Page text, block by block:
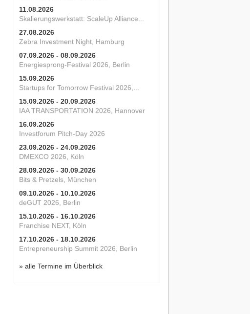
11.08.2026
Skalierungswerkstatt: ScaleUp Alliance...
27.08.2026
Zebra Investment Night, Hamburg
07.09.2026 - 08.09.2026
Energiesprong-Festival 2026, Berlin
15.09.2026
Startups for Tomorrow Festival 2026,...
15.09.2026 - 20.09.2026
IAA TRANSPORTATION 2026, Hannover
16.09.2026
Investforum Pitch-Day 2026
23.09.2026 - 24.09.2026
DMEXCO 2026, Köln
28.09.2026 - 30.09.2026
Bits & Pretzels, München
09.10.2026 - 10.10.2026
deGUT 2026, Berlin
15.10.2026 - 16.10.2026
Franchise NEXT, Köln
17.10.2026 - 18.10.2026
Entrepreneurship Summit 2026, Berlin
» alle Termine im Überblick